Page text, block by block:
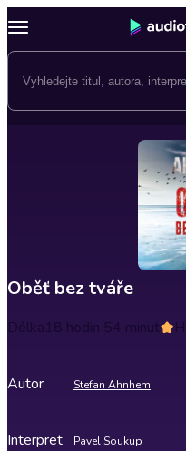
Oběť bez tváře
Délka18 hodin 54 minut
Autor Stefan Ahnhem
Interpret Pavel Soukup